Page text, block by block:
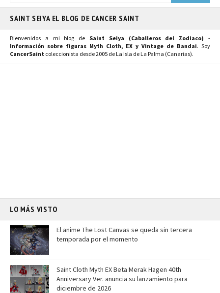
SAINT SEIYA EL BLOG DE CANCER SAINT
Bienvenidos a mi blog de Saint Seiya (Caballeros del Zodiaco) -
Información sobre figuras Myth Cloth, EX y Vintage de Bandai. Soy
CancerSaint coleccionista desde 2005 de La Isla de La Palma (Canarias).
LO MÁS VISTO
El anime The Lost Canvas se queda sin tercera
temporada por el momento
Saint Cloth Myth EX Beta Merak Hagen 40th
Anniversary Ver. anuncia su lanzamiento para
diciembre de 2026